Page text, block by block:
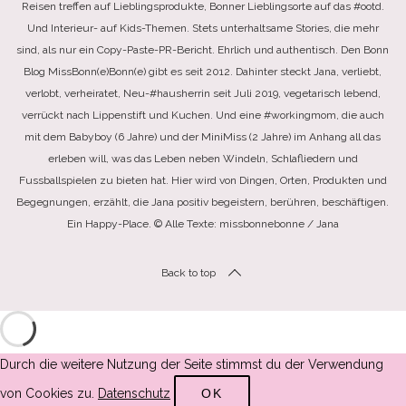
Reisen treffen auf Lieblingsprodukte, Bonner Lieblingsorte auf das #ootd.
Und Interieur- auf Kids-Themen. Stets unterhaltsame Stories, die mehr
sind, als nur ein Copy-Paste-PR-Bericht. Ehrlich und authentisch. Den Bonn
Blog MissBonn(e)Bonn(e) gibt es seit 2012. Dahinter steckt Jana, verliebt,
verlobt, verheiratet, Neu-#hausherrin seit Juli 2019, vegetarisch lebend,
verrückt nach Lippenstift und Kuchen. Und eine #workingmom, die auch
mit dem Babyboy (6 Jahre) und der MiniMiss (2 Jahre) im Anhang all das
erleben will, was das Leben neben Windeln, Schlafliedern und
Fussballspielen zu bieten hat. Hier wird von Dingen, Orten, Produkten und
Begegnungen, erzählt, die Jana positiv begeistern, berühren, beschäftigen.
Ein Happy-Place. © Alle Texte: missbonnebonne / Jana
Back to top
Durch die weitere Nutzung der Seite stimmst du der Verwendung
von Cookies zu. Datenschutz OK